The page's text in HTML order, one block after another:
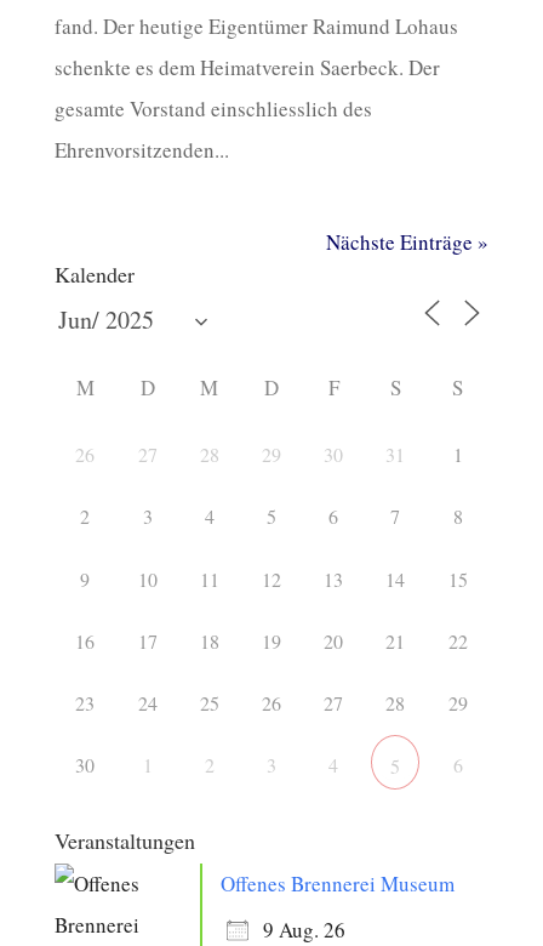
fand. Der heutige Eigentümer Raimund Lohaus
schenkte es dem Heimatverein Saerbeck. Der
gesamte Vorstand einschliesslich des
Ehrenvorsitzenden...
Nächste Einträge »
Kalender
M D M D F S S
26 27 28 29 30 31 1
2 3 4 5 6 7 8
9 10 11 12 13 14 15
16 17 18 19 20 21 22
23 24 25 26 27 28 29
30 1 2 3 4 5 6
Veranstaltungen
Offenes Brennerei Museum
9 Aug. 26